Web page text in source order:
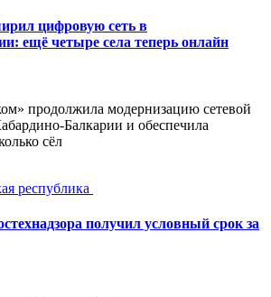
цифровую сеть в
ещё четыре села теперь онлайн
продолжила модернизацию сетевой
и обеспечила
сёл
республика
получил условный срок за